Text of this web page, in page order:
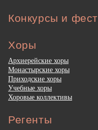
Конкурсы и
Хоры
Архиерейские хоры
Монастырские хоры
Приходские хоры
Учебные хоры
Хоровые коллективы
Регенты